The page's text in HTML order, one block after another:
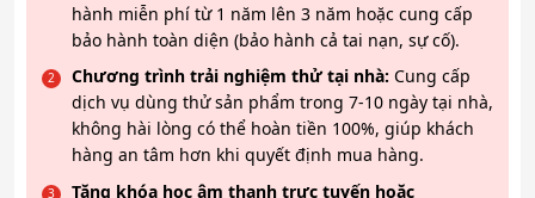
hành miễn phí từ 1 năm lên 3 năm hoặc cung cấp
bảo hành toàn diện (bảo hành cả tai nạn, sự cố).
Chương trình trải nghiệm thử tại nhà: Cung cấp
dịch vụ dùng thử sản phẩm trong 7-10 ngày tại nhà,
không hài lòng có thể hoàn tiền 100%, giúp khách
hàng an tâm hơn khi quyết định mua hàng.
Tặng khóa học âm thanh trực tuyến hoặc